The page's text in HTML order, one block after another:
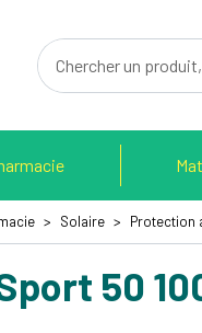
du Therain Votre
Solaire Protection
50